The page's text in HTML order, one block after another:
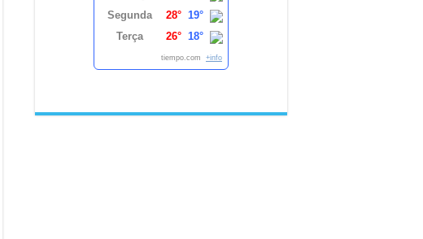
Segunda
28° 19°
Terça
26° 18°
tiempo.com +info